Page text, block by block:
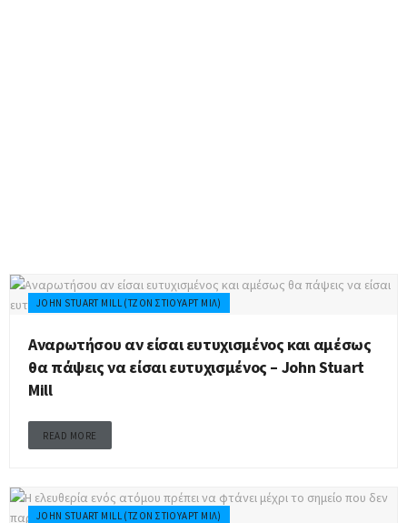
JOHN STUART MILL (ΤΖΟΝ ΣΤΙΟΎΑΡΤ ΜΙΛ)
Αναρωτήσου αν είσαι ευτυχισμένος και αμέσως
θα πάψεις να είσαι ευτυχισμένος – John Stuart
Mill
READ MORE
JOHN STUART MILL (ΤΖΟΝ ΣΤΙΟΎΑΡΤ ΜΙΛ)